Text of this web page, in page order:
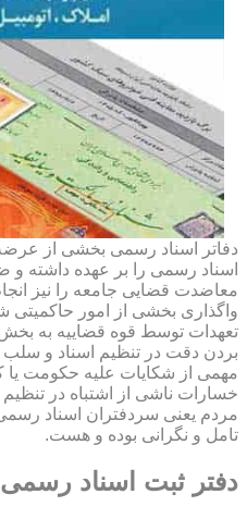
دفاتر اسناد رسمی بخشی از
اسناد رسمی را بر عهده داشته و
معاضدت قضایی جامعه را نیز
واگذاری بخشی از امور حاکمیتی
تعهدات توسط قوه قضاییه به
بردن دقت در تنظیم اسناد و
مهمی از شکایات علیه حکومت یا
خسارات ناشی از اشتباه در
مردم یعنی سردفتران اسناد
تامل و نگرانی بوده و هست.
دفتر ثبت اسناد